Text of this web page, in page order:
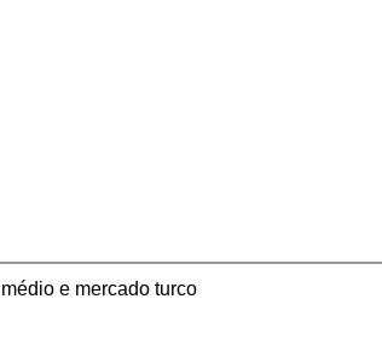
e mercado turco